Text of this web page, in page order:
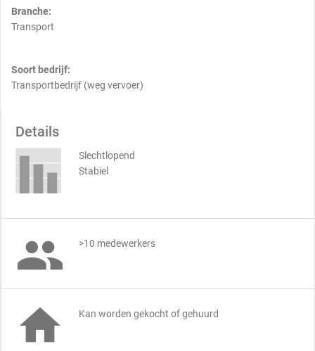
Branche:
Transport
Soort bedrijf:
Transportbedrijf (weg vervoer)
Details
Slechtlopend
Stabiel
 >10 medewerkers
 Kan worden gekocht of gehuurd